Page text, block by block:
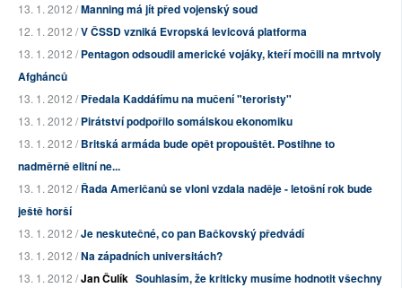
13. 1. 2012 /Manning má jít před vojenský soud
12. 1. 2012 /V ČSSD vzniká Evropská levicová platforma
13. 1. 2012 /Pentagon odsoudil americké vojáky, kteří močili na mrtvoly
Afghánců
13. 1. 2012 /Předala Kaddáfímu na mučení "teroristy"
13. 1. 2012 /Pirátství podpořilo somálskou ekonomiku
13. 1. 2012 /Britská armáda bude opět propouštět. Postihne to
nadměrně elitní ne...
13. 1. 2012 /Řada Američanů se vloni vzdala naděje - letošní rok bude
ještě horší
13. 1. 2012 /Je neskutečné, co pan Bačkovský předvádí
13. 1. 2012 /Na západních universitách?
13. 1. 2012 /Jan Čulík Souhlasím, že kriticky musíme hodnotit všechny